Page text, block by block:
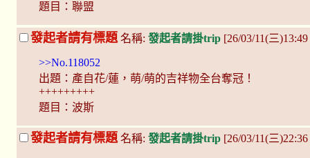
題目：聯盟
發起者請有標題 名稱: 發起者請掛trip [26/03/11(三
>>No.118052
出題：產自花/蓮，萌/萌的吉祥物全台奪冠！
+++++++++
題目：波斯
發起者請有標題名稱: 發起者請掛trip [26/03/11(三